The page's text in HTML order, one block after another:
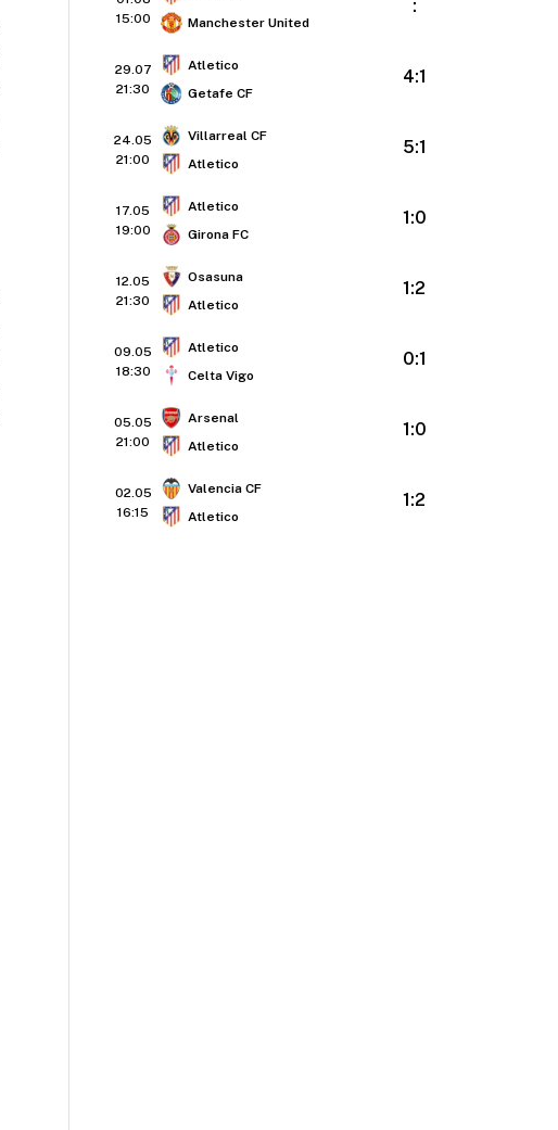
15:00
Manchester United
:
29.07
21:30
Atletico
Getafe CF
4:1
24.05
21:00
Villarreal CF
Atletico
5:1
17.05
19:00
Atletico
Girona FC
1:0
12.05
21:30
Osasuna
Atletico
1:2
09.05
18:30
Atletico
Celta Vigo
0:1
05.05
21:00
Arsenal
Atletico
1:0
02.05
16:15
Valencia CF
Atletico
1:2